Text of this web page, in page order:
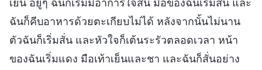
ฉันก็คีบอาหารด้วยตะเกียบไม่ได้ หลังจากนั้นไม่นาน
ตัวฉันก็เริ่มสั่น และหัวใจก็เต้นระรัวตลอดเวลา หน้า
ของฉันเริ่มแดง มือเท้าเย็นและชา และฉันก็สั่นอย่าง